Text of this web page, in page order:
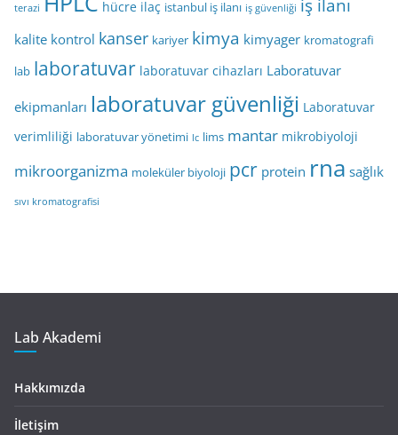
terazi hücre ilaç istanbul iş ilanı iş güvenliği iş ilanı
kalite kontrol kanser kariyer kimya kimyager kromatografi
lab laboratuvar laboratuvar cihazları Laboratuvar
ekipmanları laboratuvar güvenliği Laboratuvar
verimliliği laboratuvar yönetimi lc lims mantar mikrobiyoloji
mikroorganizma moleküler biyoloji pcr protein rna sağlık
sıvı kromatografisi
Lab Akademi
Hakkımızda
İletişim